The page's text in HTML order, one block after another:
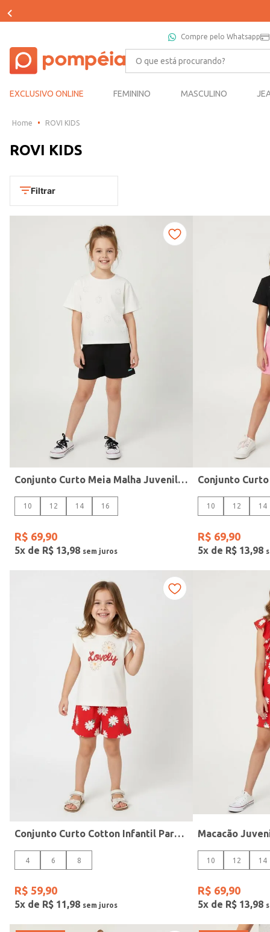
Compre pelo Whatsapp
O que está procurando?
EXCLUSIVO ONLINE FEMININO MASCULINO
ROVI KIDS
ROVI KIDS
Filtrar
Gola
Conjunto Curto Meia Malha Juvenil Para Menina- OFF WHITE
10 12 14 16
R$ 69,90
5x de R$ 13,98
10 12 14
R$ 69,90
5x de R$ 13,98
Conjunto Curto Cotton Infantil Para Menina- OFF WHITE
4 6 8
R$ 59,90
5x de R$ 11,98
10 12 14
R$ 69,90
5x de R$ 13,98